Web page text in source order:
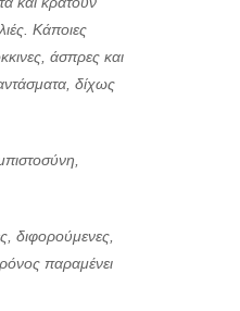
Κάποιες
άσπρες και
δίχως
διφορούμενες,
παραμένει